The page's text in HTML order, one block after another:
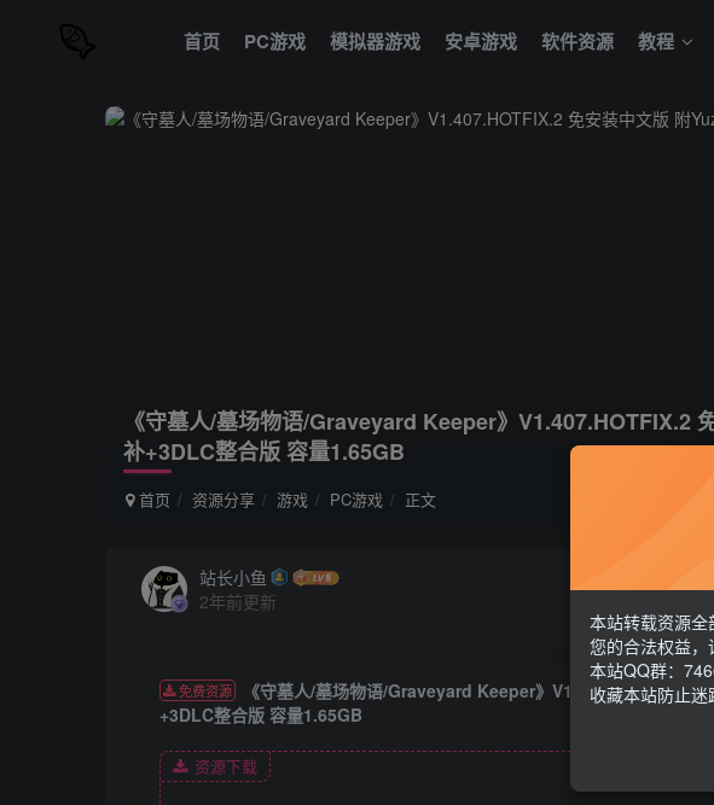
首页 PC游戏 模拟器游戏 安卓游戏 软件资源 教程
《守墓人/墓场物语/Graveyard Keeper》V1.407.HOTFIX.2
补+3DLC整合版 容量1.65GB
首页 资源分享 游戏 PC游戏 正文
站长小鱼
2年前更新
免费资源
《守墓人/墓场物语/Graveyard Keeper》V1.407.HOTFIX.2
+3DLC整合版 容量1.65GB
资源下载
本站转载资源
您的合法权益
本站QQ群：
收藏本站防止